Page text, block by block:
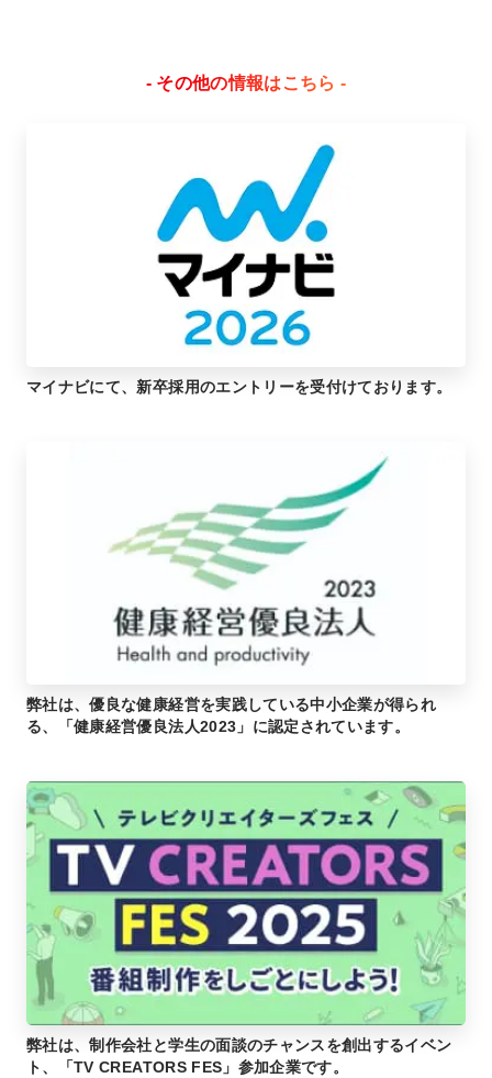
- その他の情報はこちら -
マイナビにて、新卒採用のエントリーを受付けております。
弊社は、優良な健康経営を実践している中小企業が得られ
る、「健康経営優良法人2023」に認定されています。
弊社は、制作会社と学生の面談のチャンスを創出するイベン
ト、「TV CREATORS FES」参加企業です。